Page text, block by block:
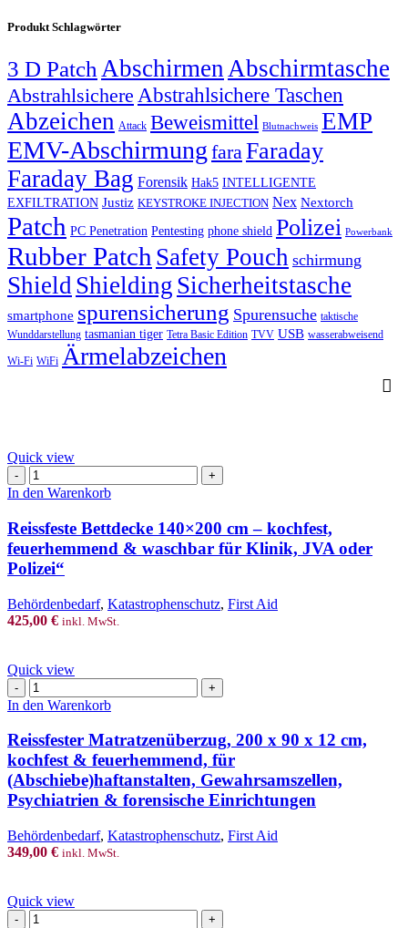
Produkt Schlagwörter
3 D Patch AbschirmenAbschirmtasche
Abstrahlsichere Abstrahlsichere Taschen
Abzeichen Attack Beweismittel Blutnachweis EMP
EMV-Abschirmung faraFaraday
Faraday Bag Forensik Hak5 INTELLIGENTE
EXFILTRATION Justiz KEYSTROKE INJECTION Nex Nextorch
Patch PC Penetration Pentesting phone shield Polizei Powerbank
Rubber Patch Safety Pouch schirmung
ShieldShielding Sicherheitstasche
smartphone spurensicherung Spurensuche taktische
Wunddarstellung tasmanian tiger Tetra Basic Edition TVV USB wasserabweisend
Wi-Fi WiFi Ärmelabzeichen
Quick view
Reissfeste
Bettdecke
cm
–
kochfest,
feuerhemmend
waschbar
für
oder
Polizei“
Menge
In den Warenkorb
Reissfeste Bettdecke 140×200 cm – kochfest,
feuerhemmend & waschbar für Klinik, JVA oder
Polizei“
Behördenbedarf, Katastrophenschutz, First Aid
425,00 € inkl. MwSt.
Quick view
Reissfester
Matratzenüberzug,
x
90
x
12
cm,
&
feuerhemmend,
Gewahrsamszellen,
Psychiatrien
In den Warenkorb
Reissfester Matratzenüberzug, 200 x 90 x 12 cm,
kochfest & feuerhemmend, für
(Abschiebe)haftanstalten, Gewahrsamszellen,
Psychiatrien & forensische Einrichtungen
Behördenbedarf, Katastrophenschutz, First Aid
349,00 € inkl. MwSt.
Quick view
Reissfestes